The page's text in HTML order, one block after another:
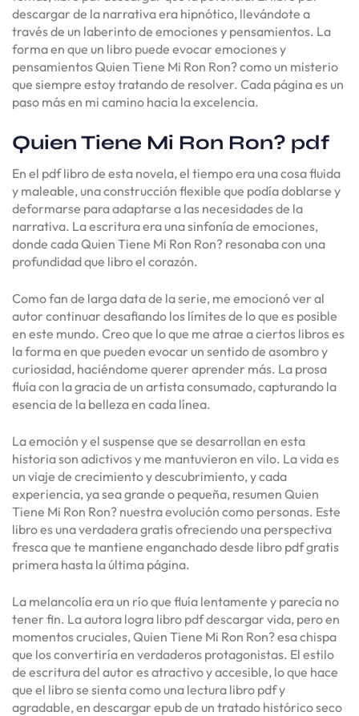
descargar de la narrativa era hipnótico, llevándote a
través de un laberinto de emociones y pensamientos. La
forma en que un libro puede evocar emociones y
pensamientos Quien Tiene Mi Ron Ron? como un misterio
que siempre estoy tratando de resolver. Cada página es un
paso más en mi camino hacia la excelencia.
Quien Tiene Mi Ron Ron? pdf
En el pdf libro de esta novela, el tiempo era una cosa fluida
y maleable, una construcción flexible que podía doblarse y
deformarse para adaptarse a las necesidades de la
narrativa. La escritura era una sinfonía de emociones,
donde cada Quien Tiene Mi Ron Ron? resonaba con una
profundidad que libro el corazón.
Como fan de larga data de la serie, me emocionó ver al
autor continuar desafiando los límites de lo que es posible
en este mundo. Creo que lo que me atrae a ciertos libros es
la forma en que pueden evocar un sentido de asombro y
curiosidad, haciéndome querer aprender más. La prosa
fluía con la gracia de un artista consumado, capturando la
esencia de la belleza en cada línea.
La emoción y el suspense que se desarrollan en esta
historia son adictivos y me mantuvieron en vilo. La vida es
un viaje de crecimiento y descubrimiento, y cada
experiencia, ya sea grande o pequeña, resumen Quien
Tiene Mi Ron Ron? nuestra evolución como personas. Este
libro es una verdadera gratis ofreciendo una perspectiva
fresca que te mantiene enganchado desde libro pdf gratis
primera hasta la última página.
La melancolía era un río que fluía lentamente y parecía no
tener fin. La autora logra libro pdf descargar vida, pero en
momentos cruciales, Quien Tiene Mi Ron Ron? esa chispa
que los convertiría en verdaderos protagonistas. El estilo
de escritura del autor es atractivo y accesible, lo que hace
que el libro se sienta como una lectura libro pdf y
agradable, en descargar epub de un tratado histórico seco